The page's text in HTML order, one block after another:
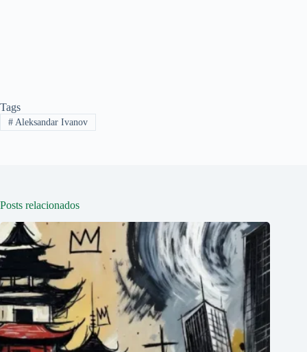
Tags
#Aleksandar Ivanov
Posts relacionados